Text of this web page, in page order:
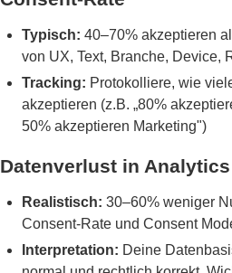
Typisch: 40–70% akzeptieren
von UX, Text, Branche, Device,
Tracking: Protokolliere, wie
akzeptieren (z.B. „80%
50% akzeptieren Marketing")
Datenverlust in Analytics
Realistisch: 30–60% weniger
Consent-Rate und Consent
Interpretation: Deine